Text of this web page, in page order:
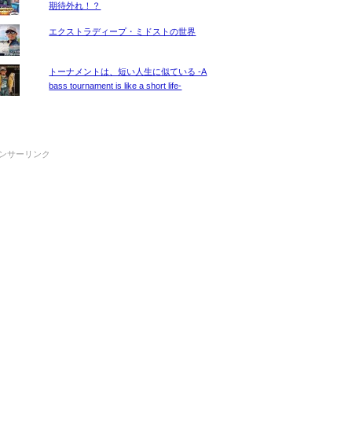
期待外れ！？
エクストラディープ・ミドストの世界
トーナメントは、短い人生に似ている -A
bass tournament is like a short life-
サーリンク